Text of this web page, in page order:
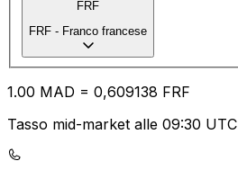
FRF
FRF - Franco francese
1.00 MAD = 0,609138 FRF
Tasso mid-market alle 09:30 UTC